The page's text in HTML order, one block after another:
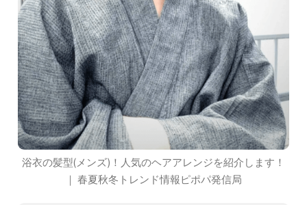
浴衣の髪型(メンズ)！人気のヘアアレンジを紹介します！
｜ 春夏秋冬トレンド情報ピポパ発信局